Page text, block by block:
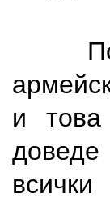
и това
доведе